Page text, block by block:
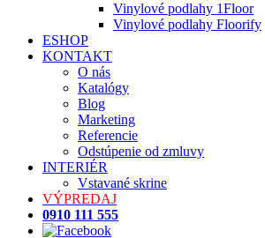
Vinylové podlahy 1Floor
Vinylové podlahy Floorify
ESHOP
KONTAKT
O nás
Katalógy
Blog
Marketing
Referencie
Odstúpenie od zmluvy
INTERIÉR
Vstavané skrine
VÝPREDAJ
0910 111 555